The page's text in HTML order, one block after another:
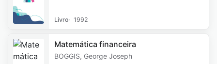
Livro 1992
Matemática financeira
BOGGIS, George Joseph